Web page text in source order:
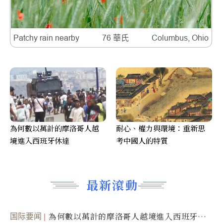
Patchy rain nearby 76 華氏 Columbus, Ohio
最新滾動
国际要闻
為何數以萬計的摩洛哥人越境進入西班牙休
為何數以萬計的摩洛哥人越
境進入西班牙休達
耐心、權力與環境：重新思
考中國人的特質